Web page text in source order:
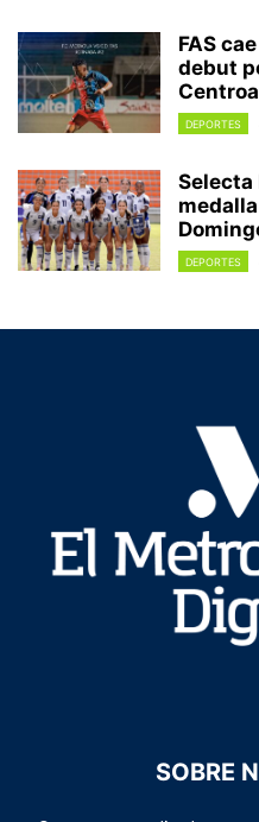
FAS
debut
DEPORTES
Selecta
DEPORTES
SOBRE